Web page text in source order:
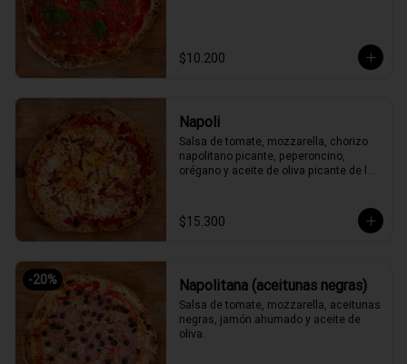
$10.200
Napoli
Salsa de tomate, mozzarella, chorizo
napolitano picante, peperoncino,
orégano y aceite de oliva picante de la
$15.300
-20% Napolitana (aceitunas negras)
Salsa de tomate, mozzarella, aceitunas
negras, jamón ahumado y aceite de
oliva.